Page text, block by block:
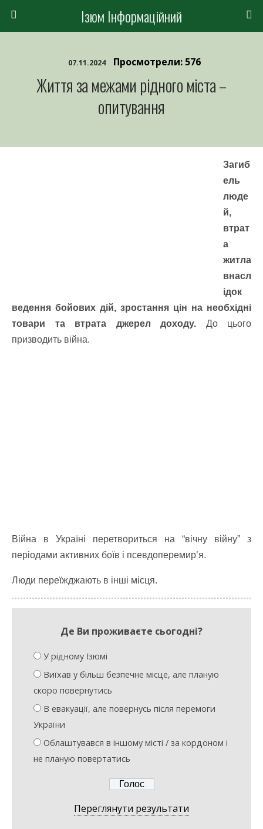
Ізюм Інформаційний
07.11.2024 Просмотрели: 576
Життя за межами рідного міста –
опитування
Загиб
ель
люде
й,
втрат
а
житла
внасл
ідок
ведення бойових дій, зростання цін на необхідні
товари та втрата джерел доходу. До цього
призводить війна.
Війна в Україні перетвориться на “вічну війну” з
періодами активних боїв і псевдоперемир’я.
Люди переїжджають в інші місця.
Де Ви проживаєте сьогодні?
У рідному Ізюмі
Виїхав у більш безпечне місце, але планую
скоро повернутись
В евакуації, але повернусь після перемоги
України
Облаштувався в іншому місті / за кордоном і
не планую повертатись
Переглянути результати